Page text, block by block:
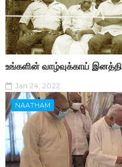
உங்களின் வாழ்வுக்காய்
Jan 24, 2022
NAATHAM